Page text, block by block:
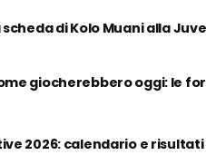
di Kolo Muani alla
giocherebbero oggi: le
2026: calendario e risultati